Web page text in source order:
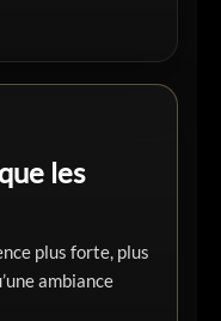
les
plus forte, plus
ambiance